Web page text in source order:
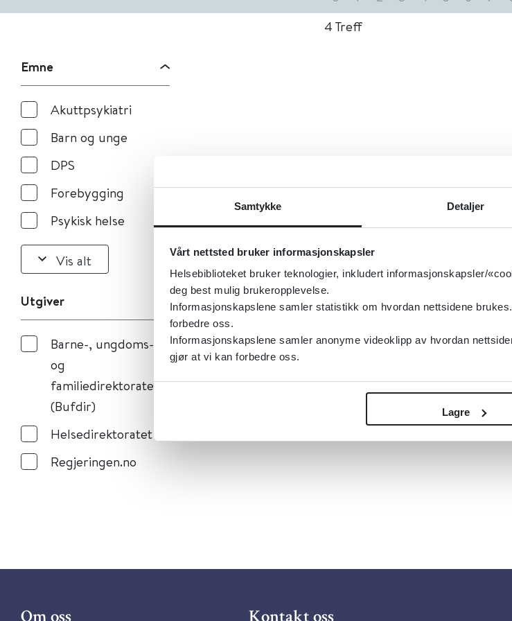
Samtykke Detaljer
Vårt nettsted bruker informasjonskapsler
Helsebiblioteket bruker teknologier, inkludert informasjonskapsler/
deg best mulig brukeropplevelse.
Informasjonskapslene samler statistikk om hvordan nettsidene
forbedre oss.
Informasjonskapslene samler anonyme videoklipp av hvordan
gjør at vi kan forbedre oss.
Lagre
Emne
Akuttpsykiatri
Barn og unge
DPS
Forebygging
Psykisk helse
Vis alt
Utgiver
Barne-, ungdoms-
og
familiedirektoratet
(Bufdir)
Helsedirektoratet
Regjeringen.no
4 Treff